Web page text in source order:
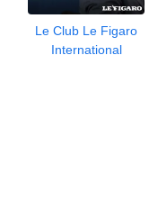
Le Club Le Figaro
International